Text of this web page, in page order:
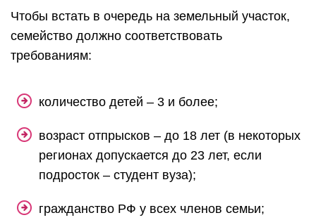
Чтобы встать в очередь на земельный участок,
семейство должно соответствовать
требованиям:
количество детей – 3 и более;
возраст отпрысков – до 18 лет (в некоторых
регионах допускается до 23 лет, если
подросток – студент вуза);
гражданство РФ у всех членов семьи;